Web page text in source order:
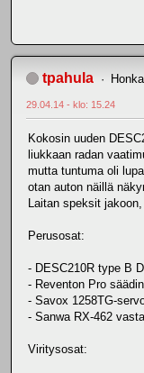
tpahula
29.04.14 - klo: 15.24
Kokosin uuden
liukkaan radan
mutta tuntuma oli
otan auton näillä
Laitan speksit
Perusosat:
- DESC210R type B
- Reventon Pro
- Savox 1258TG-
- Sanwa RX-462
Viritysosat: